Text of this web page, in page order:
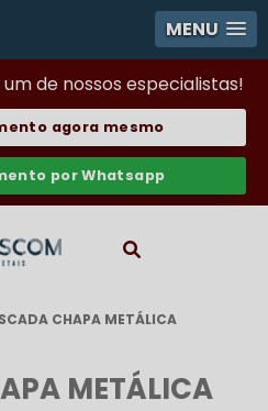
MENU
de nossos especialistas!
agora mesmo
por Whatsapp
CHAPA METÁLICA
METÁLICA